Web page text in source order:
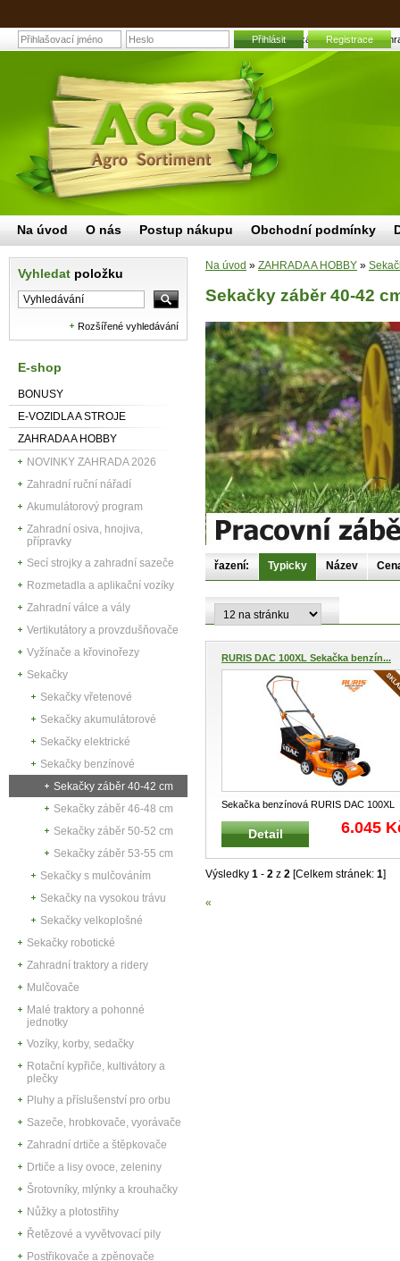
Sekačky záběr 40-42 cm |
Přihlásit Registrace
Vyhledat položku
Rozšířené vyhledávání
E-shop
BONUSY
E-VOZIDLA A STROJE
ZAHRADA A HOBBY
NOVINKY ZAHRADA 2026
Zahradní ruční nářadí
Akumulátorový program
Zahradní osiva, hnojiva,
přípravky
Secí strojky a zahradní sazeče
Rozmetadla a aplikační vozíky
Zahradní válce a vály
Vertikutátory a provzdušňovače
Vyžínače a křovinořezy
Sekačky
Sekačky vřetenové
Sekačky akumulátorové
Sekačky elektrické
Sekačky benzínové
Sekačky záběr 40-42 cm
Sekačky záběr 46-48 cm
Sekačky záběr 50-52 cm
Sekačky záběr 53-55 cm
Sekačky s mulčováním
Sekačky na vysokou trávu
Sekačky velkoplošné
Sekačky robotické
Zahradní traktory a ridery
Mulčovače
Malé traktory a pohonné
jednotky
Vozíky, korby, sedačky
Rotační kypřiče, kultivátory a
plečky
Pluhy a příslušenství pro orbu
Sazeče, hrobkovače, vyorávače
Zahradní drtiče a štěpkovače
Drtiče a lisy ovoce, zeleniny
Šrotovníky, mlýnky a krouhačky
Nůžky a plotostřihy
Řetězové a vyvětvovací pily
Postřikovače a zpěnovače
Na úvod » ZAHRADA A HOBBY »
Sekačky záběr 40-42
řazení: Typicky Název
RURIS DAC 100XL Sekačka benzín...
Sekačka benzínová RURIS DAC 100XL
bez pojezdu Zahradní benzínová se
Detail 6.045
Výsledky 1 - 2 z 2 [Celkem stránek: 1]
«
Na úvod O nás Postup nákupu Obchodní podmínky